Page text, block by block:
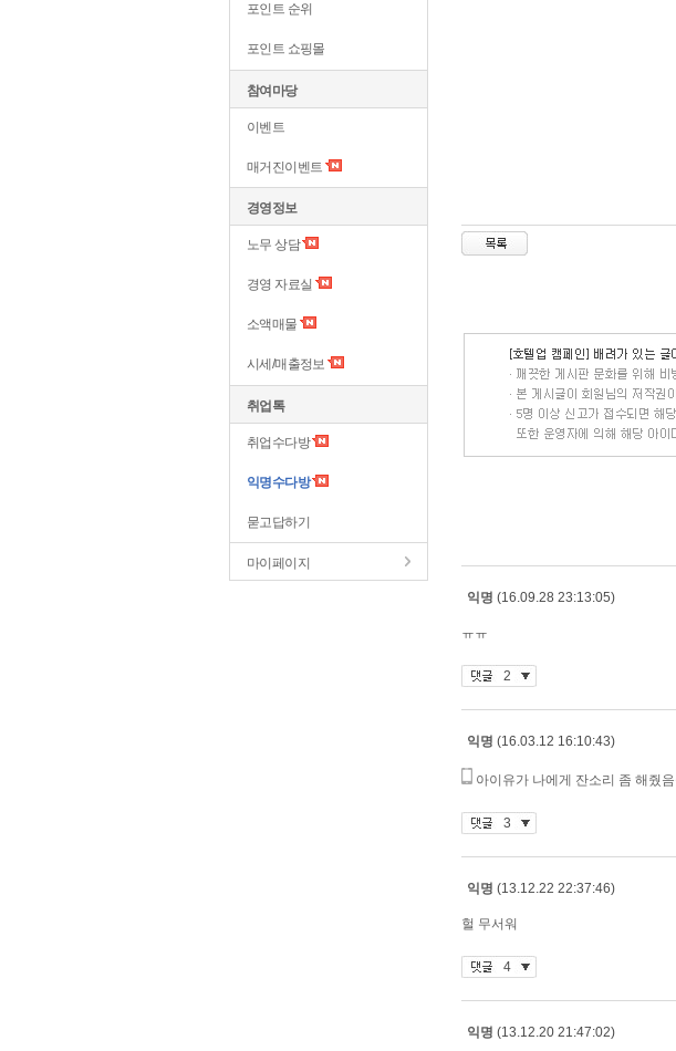
포인트 순위
포인트 쇼핑몰
참여마당
이벤트
매거진이벤트
경영정보
노무 상담
경영 자료실
소액매물
시세/매출정보
취업톡
취업수다방
익명수다방
묻고답하기
마이페이지